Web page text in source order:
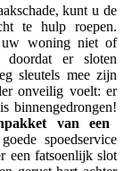
kunt u de
te hulp roepen.
uw woning niet of
doordat er sloten
sleutels mee zijn
onveilig voelt: er
binnengedrongen!
van een
spoedservice
een fatsoenlijk slot